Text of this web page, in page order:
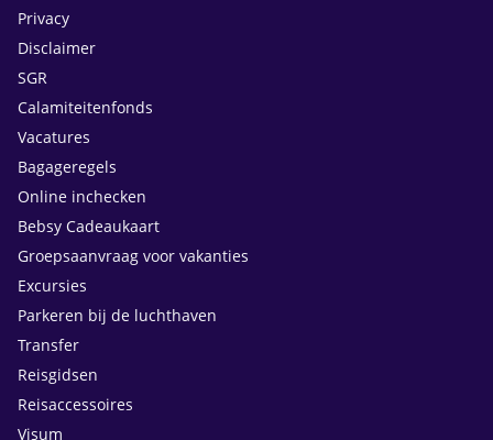
Privacy
Disclaimer
SGR
Calamiteitenfonds
Vacatures
Bagageregels
Online inchecken
Bebsy Cadeaukaart
Groepsaanvraag voor vakanties
Excursies
Parkeren bij de luchthaven
Transfer
Reisgidsen
Reisaccessoires
Visum